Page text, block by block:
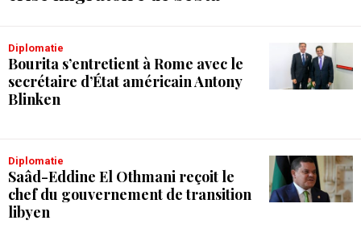
Diplomatie
Bourita s’entretient à Rome avec le
secrétaire d’État américain Antony
Blinken
Diplomatie
Saâd-Eddine El Othmani reçoit le
chef du gouvernement de transition
libyen